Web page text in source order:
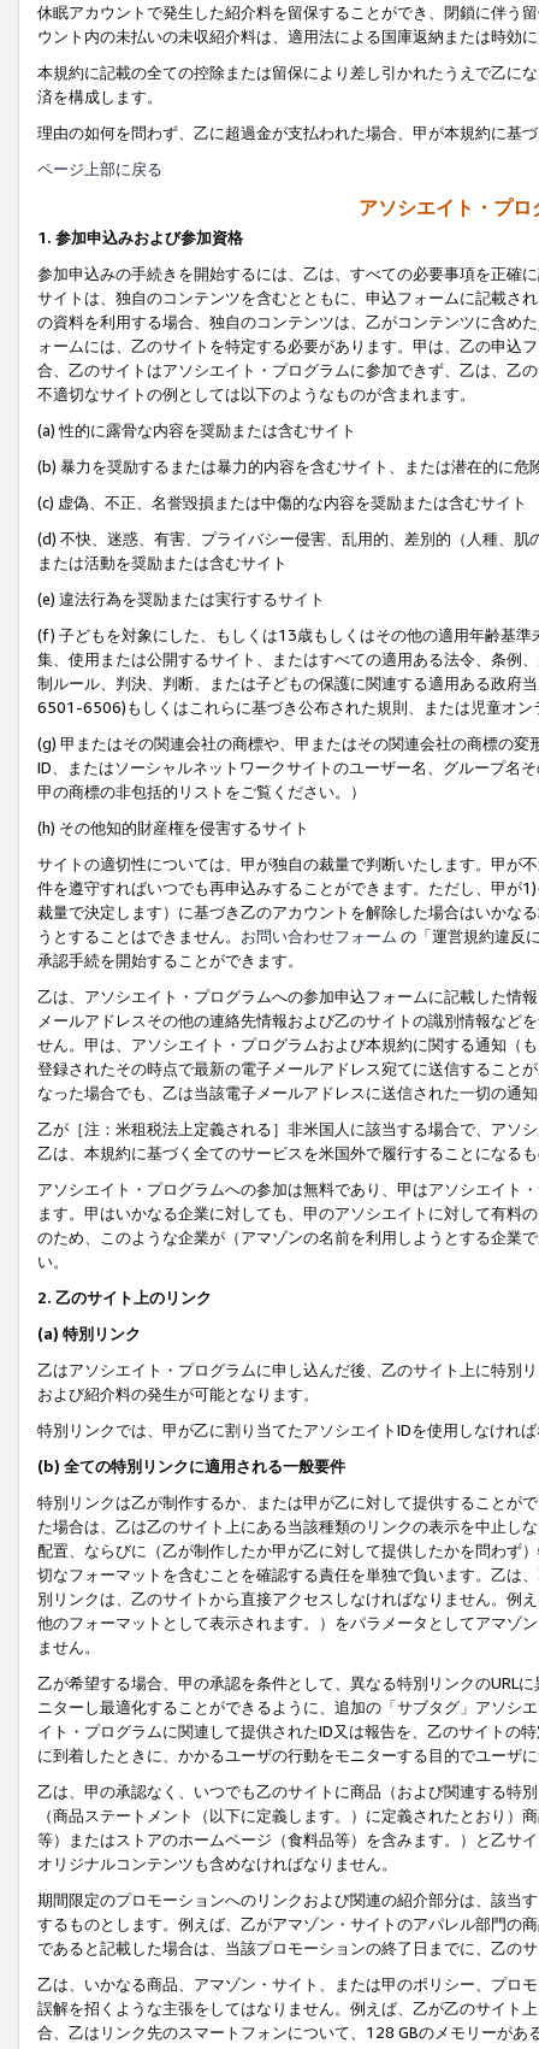
休眠アカウントで発生した紹介料を留保することができ、閉鎖に伴う
ウント内の未払いの未収紹介料は、適用法による国庫返納または時効
本規約に記載の全ての控除または留保により差し引かれたうえで乙に
済を構成します。
理由の如何を問わず、乙に超過金が支払われた場合、甲が本規約に基
ページ上部に戻る
アソシエイト・プ
1. 参加申込みおよび参加資格
参加申込みの手続きを開始するには、乙は、すべての必要事項を正確
サイトは、独自のコンテンツを含むとともに、申込フォームに記載さ
の資料を利用する場合、独自のコンテンツは、乙がコンテンツに含め
ォームには、乙のサイトを特定する必要があります。甲は、乙の申込
合、乙のサイトはアソシエイト・プログラムに参加できず、乙は、乙
不適切なサイトの例としては以下のようなものが含まれます。
(a) 性的に露骨な内容を奨励または含むサイト
(b) 暴力を奨励するまたは暴力的内容を含むサイト、または潜在的に
(c) 虚偽、不正、名誉毀損または中傷的な内容を奨励または含むサイト
(d) 不快、迷惑、有害、プライバシー侵害、乱用的、差別的（人種、
または活動を奨励または含むサイト
(e) 違法行為を奨励または実行するサイト
(f) 子どもを対象にした、もしくは13歳もしくはその他の適用年齢基
集、使用または公開するサイト、またはすべての適用ある法令、条例
制ルール、判決、判断、または子どもの保護に関連する適用ある政府
6501-6506)もしくはこれらに基づき公布された規則、または児童オン
(g) 甲またはその関連会社の商標や、甲またはその関連会社の商標の
ID、またはソーシャルネットワークサイトのユーザー名、グループ名
甲の商標の非包括的リストをご覧ください。）
(h) その他知的財産権を侵害するサイト
サイトの適切性については、甲が独自の裁量で判断いたします。甲が
件を遵守すればいつでも再申込みすることができます。ただし、甲が
裁量で決定します）に基づき乙のアカウントを解除した場合はいかな
うとすることはできません。 お問い合わせフォーム の「運営規約違反
承認手続を開始することができます。
乙は、アソシエイト・プログラムへの参加申込フォームに記載した情
メールアドレスその他の連絡先情報および乙のサイトの識別情報など
せん。甲は、アソシエイト・プログラムおよび本規約に関する通知（
登録されたその時点で最新の電子メールアドレス宛てに送信すること
なった場合でも、乙は当該電子メールアドレスに送信された一切の通
乙が［注：米租税法上定義される］非米国人に該当する場合で、アソ
乙は、本規約に基づく全てのサービスを米国外で履行することになる
アソシエイト・プログラムへの参加は無料であり、甲はアソシエイト
ます。甲はいかなる企業に対しても、甲のアソシエイトに対して有料
のため、このような企業が（アマゾンの名前を利用しようとする企業
い。
2. 乙のサイト上のリンク
(a) 特別リンク
乙はアソシエイト・プログラムに申し込んだ後、乙のサイト上に特別
および紹介料の発生が可能となります。
特別リンクでは、甲が乙に割り当てたアソシエイトIDを使用しなけれ
(b) 全ての特別リンクに適用される一般要件
特別リンクは乙が制作するか、または甲が乙に対して提供することが
た場合は、乙は乙のサイト上にある当該種類のリンクの表示を中止し
配置、ならびに（乙が制作したか甲が乙に対して提供したかを問わず
切なフォーマットを含むことを確認する責任を単独で負います。乙は
別リンクは、乙のサイトから直接アクセスしなければなりません。例
他のフォーマットとして表示されます。）をパラメータとしてアマゾ
ません。
乙が希望する場合、甲の承認を条件として、異なる特別リンクのURL
ニターし最適化することができるように、追加の「サブタグ」アソシ
イト・プログラムに関連して提供されたID又は報告を、乙のサイトの
に到着したときに、かかるユーザの行動をモニターする目的でユーザ
乙は、甲の承認なく、いつでも乙のサイトに商品（および関連する特
（商品ステートメント（以下に定義します。）に定義されたとおり
等）またはストアのホームページ（食料品等）を含みます。）と乙サ
オリジナルコンテンツも含めなければなりません。
期間限定のプロモーションへのリンクおよび関連の紹介部分は、該当
するものとします。例えば、乙がアマゾン・サイトのアパレル部門の
であると記載した場合は、当該プロモーションの終了日までに、乙の
乙は、いかなる商品、アマゾン・サイト、または甲のポリシー、プロ
誤解を招くような主張をしてはなりません。例えば、乙が乙のサイト
合、乙はリンク先のスマートフォンについて、128 GBのメモリーがあ